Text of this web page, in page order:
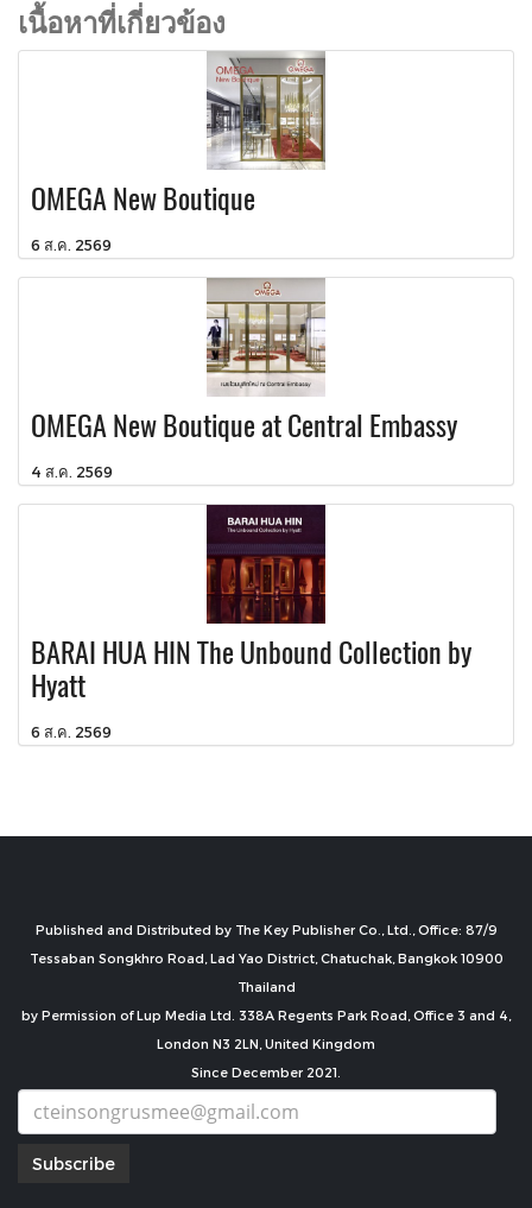
เนื้อหาที่เกี่ยวข้อง
OMEGA New Boutique
6 ส.ค. 2569
OMEGA New Boutique at Central Embassy
4 ส.ค. 2569
BARAI HUA HIN The Unbound Collection by
Hyatt
6 ส.ค. 2569
Published and Distributed by The Key Publisher Co., Ltd., Office: 87/9
Tessaban Songkhro Road, Lad Yao District, Chatuchak, Bangkok 10900
Thailand
by Permission of Lup Media Ltd. 338A Regents Park Road, Office 3 and 4,
London N3 2LN, United Kingdom
Since December 2021.
Subscribe